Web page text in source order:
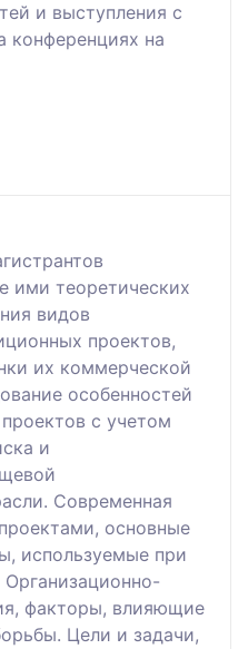
и выступления с
конференциях на
ими теоретических
видов
проектов,
их коммерческой
особенностей
с учетом
и
Современная
основные
используемые при
факторы, влияющие
Цели и задачи,